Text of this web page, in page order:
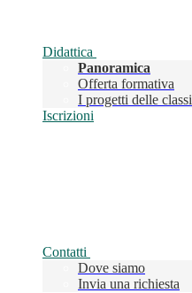
Didattica
Panoramica
Offerta formativa
I progetti delle classi
Iscrizioni
Contatti
Dove siamo
Invia una richiesta